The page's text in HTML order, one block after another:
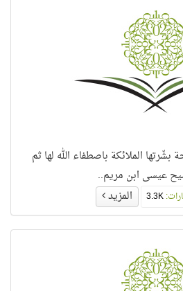
الملائكة باصطفاء الله لها ثم
عيسى ابن مريم..
المزيد